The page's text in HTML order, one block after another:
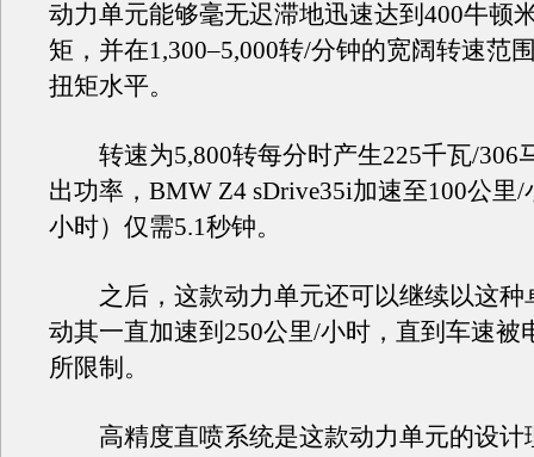
动力单元能够毫无迟滞地迅速达到400牛顿
矩，并在1,300–5,000转/分钟的宽阔转速范
扭矩水平。
转速为5,800转每分时产生225千瓦/306
出功率，BMW Z4 sDrive35i加速至100公里/
小时）仅需5.1秒钟。
之后，这款动力单元还可以继续以这种
动其一直加速到250公里/小时，直到车速被
所限制。
高精度直喷系统是这款动力单元的设计